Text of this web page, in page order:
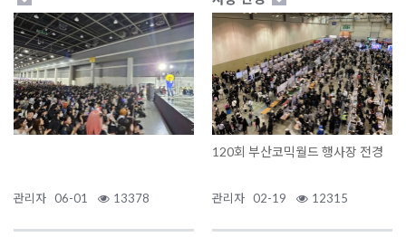
관리자 06-01 13378
120회 부산코믹월드 행사장 전경
관리자 02-19 12315